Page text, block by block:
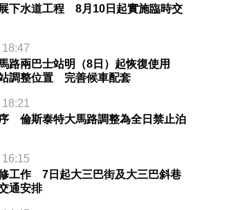
下水道工程 8月10日起實施臨時交
路兩巴士站明（8日）起恢復使用
調整位置 完善候車配套
倫斯泰特大馬路調整為全日禁止泊
工作 7日起大三巴街及大三巴斜巷
通安排